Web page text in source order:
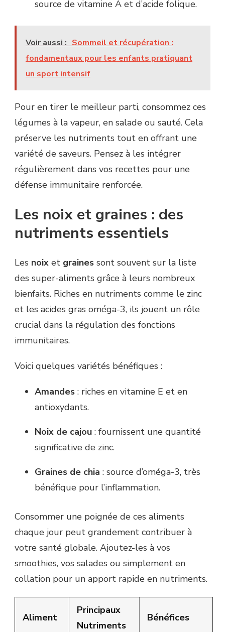
source de vitamine A et d’acide folique.
Voir aussi : Sommeil et récupération :
fondamentaux pour les enfants pratiquant
un sport intensif
Pour en tirer le meilleur parti, consommez ces
légumes à la vapeur, en salade ou sauté. Cela
préserve les nutriments tout en offrant une
variété de saveurs. Pensez à les intégrer
régulièrement dans vos recettes pour une
défense immunitaire renforcée.
Les noix et graines : des
nutriments essentiels
Les noix et graines sont souvent sur la liste
des super-aliments grâce à leurs nombreux
bienfaits. Riches en nutriments comme le zinc
et les acides gras oméga-3, ils jouent un rôle
crucial dans la régulation des fonctions
immunitaires.
Voici quelques variétés bénéfiques :
Amandes : riches en vitamine E et en
antioxydants.
Noix de cajou : fournissent une quantité
significative de zinc.
Graines de chia : source d’oméga-3, très
bénéfique pour l’inflammation.
Consommer une poignée de ces aliments
chaque jour peut grandement contribuer à
votre santé globale. Ajoutez-les à vos
smoothies, vos salades ou simplement en
collation pour un apport rapide en nutriments.
Aliment
Principaux
Nutriments
Bénéfices